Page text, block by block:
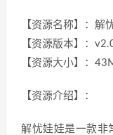
【资源名称】：解
【资源版本】：
【资源大小】：
【资源介绍】：
解忧娃娃是一款非